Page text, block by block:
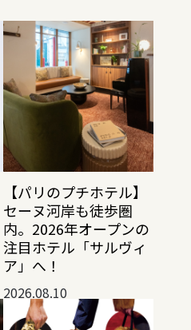
【パリのプチホテル】
セーヌ河岸も徒歩圏
内。2026年オープンの
注目ホテル「サルヴィ
ア」へ！
2026.08.10